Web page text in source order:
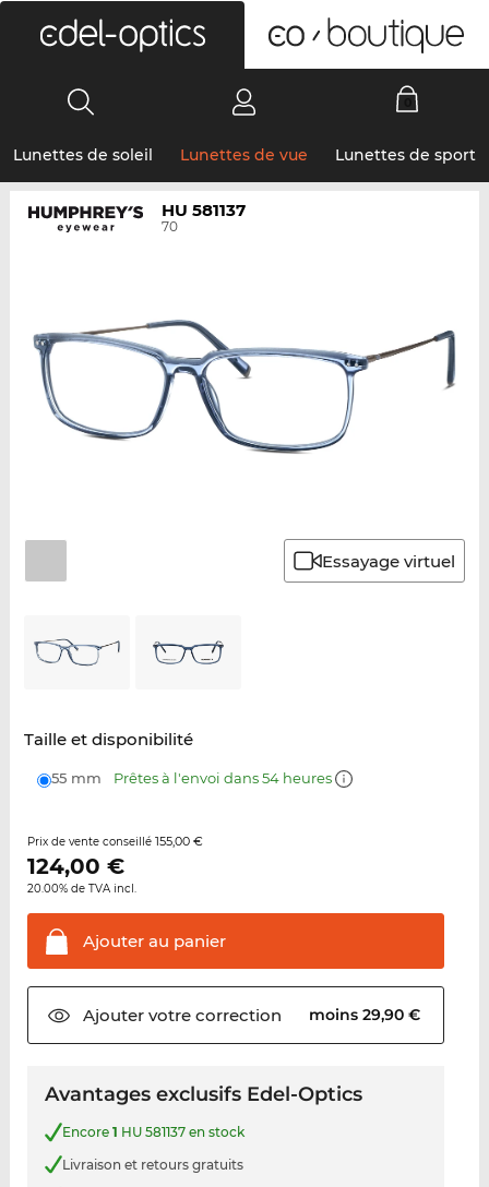
Lunettes de soleil Lunettes de vue Lunettes de sport
HU 581137
70
Essayage virtuel
Taille et disponibilité
55 mm Prêtes à l'envoi dans 54 heures
Prix de vente conseillé 155,00 €
124,00 €
20.00% de TVA incl.
Ajouter au panier
Ajouter votrecorrection moins 29,90 €
Avantages exclusifs Edel-Optics
Encore 1 HU 581137 en stock
Livraison et retours gratuits